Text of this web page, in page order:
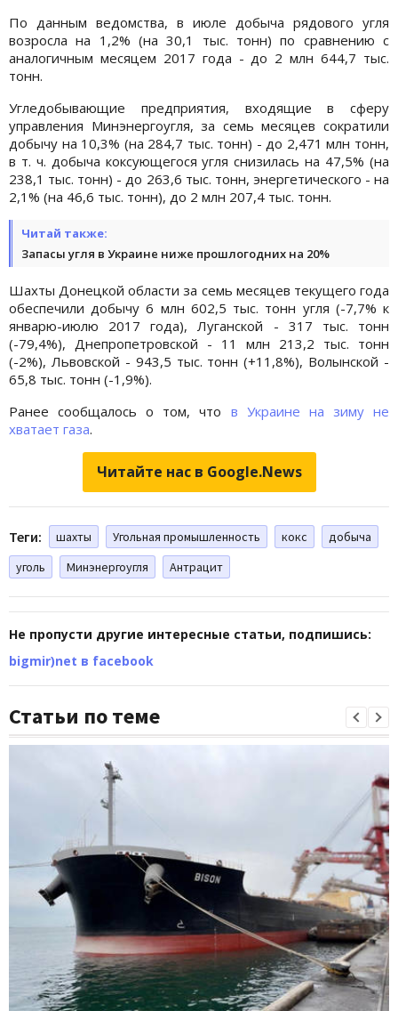
По данным ведомства, в июле добыча рядового угля
возросла на 1,2% (на 30,1 тыс. тонн) по сравнению с
аналогичным месяцем 2017 года - до 2 млн 644,7 тыс.
тонн.
Угледобывающие предприятия, входящие в сферу
управления Минэнергоугля, за семь месяцев сократили
добычу на 10,3% (на 284,7 тыс. тонн) - до 2,471 млн тонн,
в т. ч. добыча коксующегося угля снизилась на 47,5% (на
238,1 тыс. тонн) - до 263,6 тыс. тонн, энергетического - на
2,1% (на 46,6 тыс. тонн), до 2 млн 207,4 тыс. тонн.
Читай также:
Запасы угля в Украине ниже прошлогодних на 20%
Шахты Донецкой области за семь месяцев текущего года
обеспечили добычу 6 млн 602,5 тыс. тонн угля (-7,7% к
январю-июлю 2017 года), Луганской - 317 тыс. тонн
(-79,4%), Днепропетровской - 11 млн 213,2 тыс. тонн
(-2%), Львовской - 943,5 тыс. тонн (+11,8%), Волынской -
65,8 тыс. тонн (-1,9%).
Ранее сообщалось о том, что в Украине на зиму не
хватает газа.
Читайте нас в Google.News
Теги: шахты Угольная промышленность кокс
добыча
уголь
Минэнергоугля Антрацит
Не пропусти другие интересные статьи, подпишись:
bigmir)net в facebook
Статьи по теме